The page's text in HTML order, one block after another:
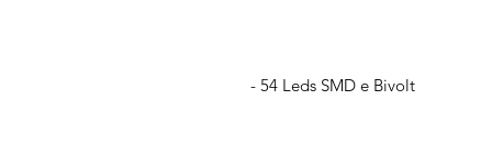
- 54 Leds SMD e Bivolt